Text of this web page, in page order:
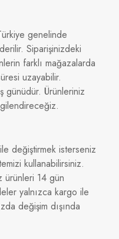
genelinde
Siparişinizdeki
farklı mağazalarda
uzayabilir.
günüdür. Ürünleriniz
değiştirmek isterseniz
kullanabilirsiniz.
ürünleri 14 gün
yalnızca kargo ile
değişim dışında